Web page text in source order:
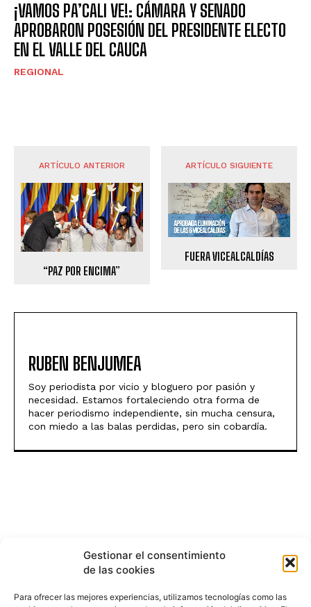
Gestionar el consentimiento
de las cookies
Para ofrecer las mejores experiencias, utilizamos tecnologías como las
¡VAMOS PA’CALI VE!: CÁMARA Y SENADO
APROBARON POSESIÓN DEL PRESIDENTE ELECTO
EN EL VALLE DEL CAUCA
REGIONAL
ARTÍCULO ANTERIOR
“PAZ POR ENCIMA”
ARTÍCULO SIGUIENTE
FUERA VICEALCALDÍAS
RUBEN BENJUMEA
Soy periodista por vicio y bloguero por pasión y
necesidad. Estamos fortaleciendo otra forma de
hacer periodismo independiente, sin mucha censura,
con miedo a las balas perdidas, pero sin cobardía.